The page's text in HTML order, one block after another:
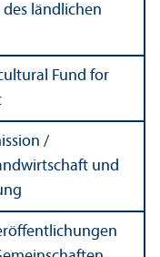
ländlichen
Fund for
/
und